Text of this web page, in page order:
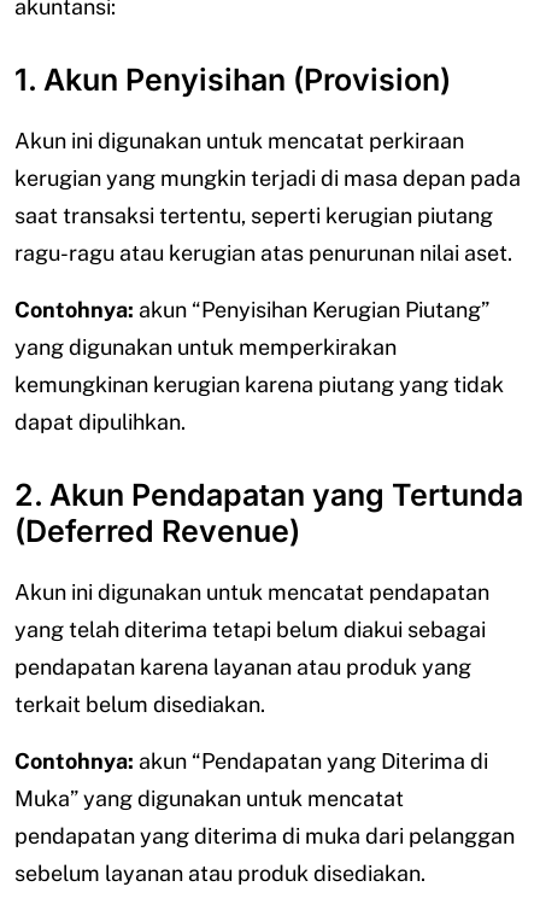
akuntansi:
1. Akun Penyisihan (Provision)
Akun ini digunakan untuk mencatat perkiraan
kerugian yang mungkin terjadi di masa depan pada
saat transaksi tertentu, seperti kerugian piutang
ragu-ragu atau kerugian atas penurunan nilai aset.
Contohnya: akun “Penyisihan Kerugian Piutang”
yang digunakan untuk memperkirakan
kemungkinan kerugian karena piutang yang tidak
dapat dipulihkan.
2. Akun Pendapatan yang Tertunda
(Deferred Revenue)
Akun ini digunakan untuk mencatat pendapatan
yang telah diterima tetapi belum diakui sebagai
pendapatan karena layanan atau produk yang
terkait belum disediakan.
Contohnya: akun “Pendapatan yang Diterima di
Muka” yang digunakan untuk mencatat
pendapatan yang diterima di muka dari pelanggan
sebelum layanan atau produk disediakan.